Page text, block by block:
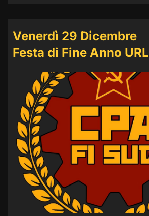
Venerdì 29 Dicembre
Festa di Fine Anno URL